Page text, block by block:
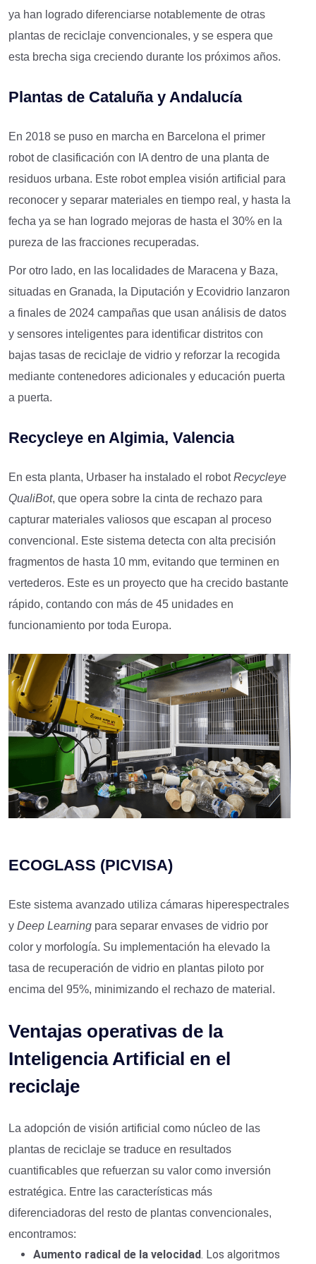
ya han logrado diferenciarse notablemente de otras
plantas de reciclaje convencionales, y se espera que
esta brecha siga creciendo durante los próximos años.
Plantas de Cataluña y Andalucía
En 2018 se puso en marcha en Barcelona el primer
robot de clasificación con IA dentro de una planta de
residuos urbana. Este robot emplea visión artificial para
reconocer y separar materiales en tiempo real, y hasta la
fecha ya se han logrado mejoras de hasta el 30% en la
pureza de las fracciones recuperadas.
Por otro lado, en las localidades de Maracena y Baza,
situadas en Granada, la Diputación y Ecovidrio lanzaron
a finales de 2024 campañas que usan análisis de datos
y sensores inteligentes para identificar distritos con
bajas tasas de reciclaje de vidrio y reforzar la recogida
mediante contenedores adicionales y educación puerta
a puerta.
Recycleye en Algimia, Valencia
En esta planta, Urbaser ha instalado el robotRecycleye
QualiBot, que opera sobre la cinta de rechazo para
capturar materiales valiosos que escapan al proceso
convencional. Este sistema detecta con alta precisión
fragmentos de hasta 10 mm, evitando que terminen en
vertederos. Este es un proyecto que ha crecido bastante
rápido, contando con más de 45 unidades en
funcionamiento por toda Europa.
ECOGLASS (PICVISA)
Este sistema avanzado utiliza cámaras hiperespectrales
y Deep Learning para separar envases de vidrio por
color y morfología. Su implementación ha elevado la
tasa de recuperación de vidrio en plantas piloto por
encima del 95%, minimizando el rechazo de material.
Ventajas operativas de la
Inteligencia Artificial en el
reciclaje
La adopción de visión artificial como núcleo de las
plantas de reciclaje se traduce en resultados
cuantificables que refuerzan su valor como inversión
estratégica. Entre las características más
diferenciadoras del resto de plantas convencionales,
encontramos:
Aumento radical de la velocidad. Los algoritmos